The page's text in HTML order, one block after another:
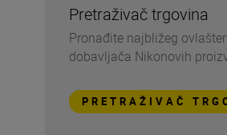
Pretraživač trgovina
Pronađite najbližeg
dobavljača Nikonovih
PRETRAŽIVAČ